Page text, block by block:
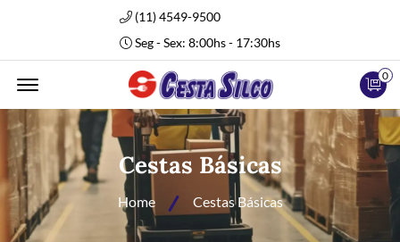
(11) 4549-9500
Seg - Sex: 8:00hs - 17:30hs
Abrir Menu
0
Cestas Básicas
Home Cestas Básicas